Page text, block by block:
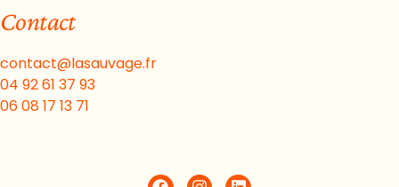
Contact
contact@lasauvage.fr
04 92 61 37 93
06 08 17 13 71